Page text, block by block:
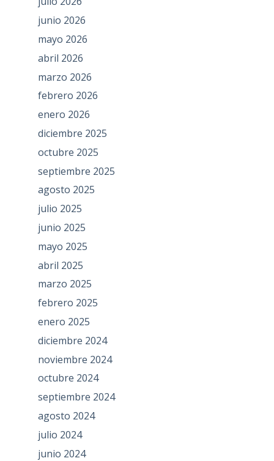
junio 2026
mayo 2026
abril 2026
marzo 2026
febrero 2026
enero 2026
diciembre 2025
octubre 2025
septiembre 2025
agosto 2025
julio 2025
junio 2025
mayo 2025
abril 2025
marzo 2025
febrero 2025
enero 2025
diciembre 2024
noviembre 2024
octubre 2024
septiembre 2024
agosto 2024
julio 2024
junio 2024